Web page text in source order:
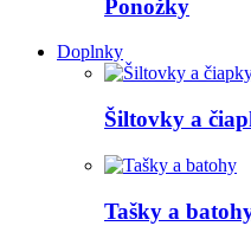
Ponožky
Doplnky
Šiltovky a
Tašky a